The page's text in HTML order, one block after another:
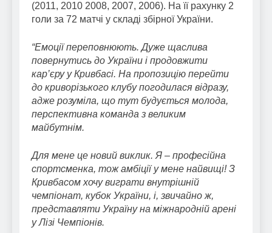
(2011, 2010 2008, 2007, 2006). На її рахунку 2
голи за 72 матчі у складі збірної України.
“Емоції переповнюють. Дуже щаслива
повернутись до України і продовжити
кар’єру у Кривбасі. На пропозицію перейти
до криворізького клубу погодилася відразу,
адже розуміла, що тут будується молода,
перспективна команда з великим
майбутнім.
Для мене це новий виклик. Я – професійна
спортсменка, тож амбіції у мене найвищі! З
Кривбасом хочу виграти внутрішній
чемпіонат, кубок України, і, звичайно ж,
представляти Україну на міжнародній арені
у Лізі Чемпіонів.